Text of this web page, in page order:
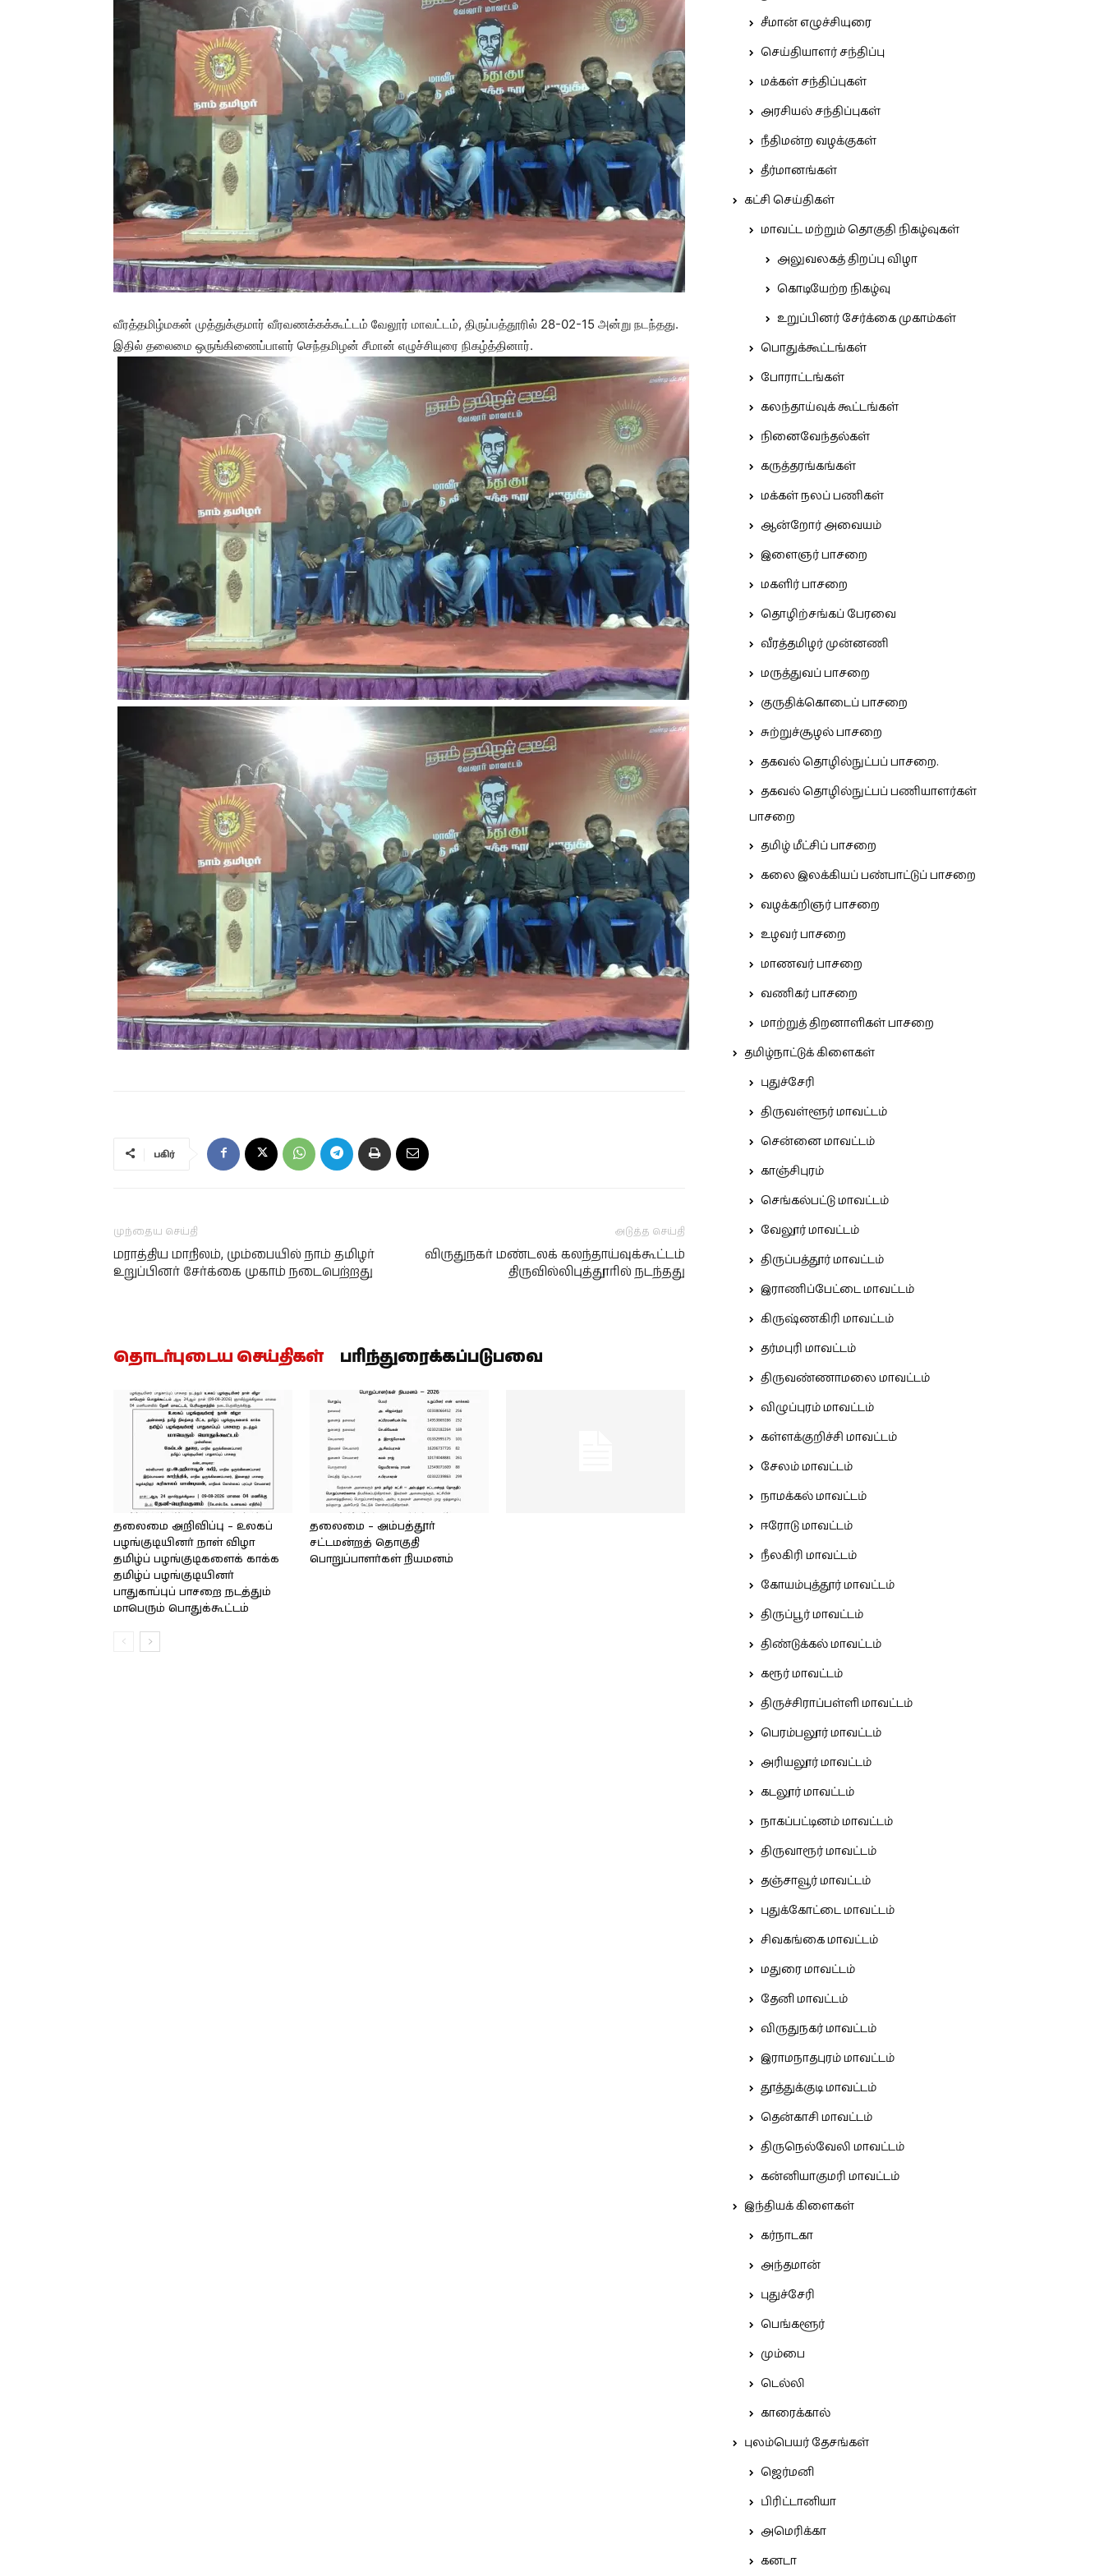
வீரத்தமிழ்மகன் முத்துக்குமார் வீரவணக்கக்கூட்டம் வேலூர் மாவட்டம், திருப்பத்தூரில் 28-02-15 அன்று நடந்தது.
இதில் தலைமை ஒருங்கிணைப்பாளர் செந்தமிழன் சீமான் எழுச்சியுரை நிகழ்த்தினார்.
பகிர்
முந்தைய செய்தி
மராத்திய மாநிலம், மும்பையில் நாம் தமிழர்
உறுப்பினர் சேர்க்கை முகாம் நடைபெற்றது
அடுத்த செய்தி
விருதுநகர் மண்டலக் கலந்தாய்வுக்கூட்டம்
திருவில்லிபுத்தூரில் நடந்தது
தொடர்புடைய செய்திகள் பரிந்துரைக்கப்படுபவை
தலைமை அறிவிப்பு – உலகப்
பழங்குடியினர் நாள் விழா
தமிழ்ப் பழங்குடிகளைக் காக்க
தமிழ்ப் பழங்குடியினர்
பாதுகாப்புப் பாசறை நடத்தும்
மாபெரும் பொதுக்கூட்டம்
தலைமை – அம்பத்தூர்
சட்டமன்றத் தொகுதி
பொறுப்பாளர்கள் நியமனம்
சீமான் எழுச்சியுரை
செய்தியாளர் சந்திப்பு
மக்கள் சந்திப்புகள்
அரசியல் சந்திப்புகள்
நீதிமன்ற வழக்குகள்
தீர்மானங்கள்
கட்சி செய்திகள்
மாவட்ட மற்றும் தொகுதி நிகழ்வுகள்
அலுவலகத் திறப்பு விழா
கொடியேற்ற நிகழ்வு
உறுப்பினர் சேர்க்கை முகாம்கள்
பொதுக்கூட்டங்கள்
போராட்டங்கள்
கலந்தாய்வுக் கூட்டங்கள்
நினைவேந்தல்கள்
கருத்தரங்கங்கள்
மக்கள் நலப் பணிகள்
ஆன்றோர் அவையம்
இளைஞர் பாசறை
மகளிர் பாசறை
தொழிற்சங்கப் பேரவை
வீரத்தமிழர் முன்னணி
மருத்துவப் பாசறை
குருதிக்கொடைப் பாசறை
சுற்றுச்சூழல் பாசறை
தகவல் தொழில்நுட்பப் பாசறை.
தகவல் தொழில்நுட்பப் பணியாளர்கள்
பாசறை
தமிழ் மீட்சிப் பாசறை
கலை இலக்கியப் பண்பாட்டுப் பாசறை
வழக்கறிஞர் பாசறை
உழவர் பாசறை
மாணவர் பாசறை
வணிகர் பாசறை
மாற்றுத் திறனாளிகள் பாசறை
தமிழ்நாட்டுக் கிளைகள்
புதுச்சேரி
திருவள்ளூர் மாவட்டம்
சென்னை மாவட்டம்
காஞ்சிபுரம்
செங்கல்பட்டு மாவட்டம்
வேலூர் மாவட்டம்
திருப்பத்தூர் மாவட்டம்
இராணிப்பேட்டை மாவட்டம்
கிருஷ்ணகிரி மாவட்டம்
தர்மபுரி மாவட்டம்
திருவண்ணாமலை மாவட்டம்
விழுப்புரம் மாவட்டம்
கள்ளக்குறிச்சி மாவட்டம்
சேலம் மாவட்டம்
நாமக்கல் மாவட்டம்
ஈரோடு மாவட்டம்
நீலகிரி மாவட்டம்
கோயம்புத்தூர் மாவட்டம்
திருப்பூர் மாவட்டம்
திண்டுக்கல் மாவட்டம்
கரூர் மாவட்டம்
திருச்சிராப்பள்ளி மாவட்டம்
பெரம்பலூர் மாவட்டம்
அரியலூர் மாவட்டம்
கடலூர் மாவட்டம்
நாகப்பட்டினம் மாவட்டம்
திருவாரூர் மாவட்டம்
தஞ்சாவூர் மாவட்டம்
புதுக்கோட்டை மாவட்டம்
சிவகங்கை மாவட்டம்
மதுரை மாவட்டம்
தேனி மாவட்டம்
விருதுநகர் மாவட்டம்
இராமநாதபுரம் மாவட்டம்
தூத்துக்குடி மாவட்டம்
தென்காசி மாவட்டம்
திருநெல்வேலி மாவட்டம்
கன்னியாகுமரி மாவட்டம்
இந்தியக் கிளைகள்
கர்நாடகா
அந்தமான்
புதுச்சேரி
பெங்களூர்
மும்பை
டெல்லி
காரைக்கால்
புலம்பெயர் தேசங்கள்
ஜெர்மனி
பிரிட்டானியா
அமெரிக்கா
கனடா